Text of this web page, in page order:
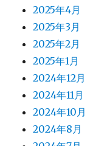
2025年4月
2025年3月
2025年2月
2025年1月
2024年12月
2024年11月
2024年10月
2024年8月